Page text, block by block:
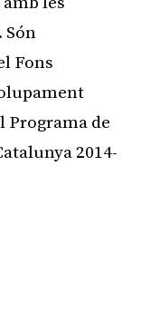
Són
Fons
Programa de
2014-